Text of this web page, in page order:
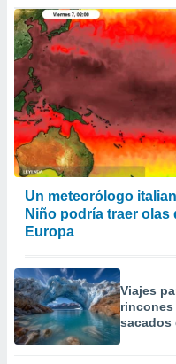
Un meteorólogo
Niño podría traer olas
Europa
Viajes
rincones
sacados